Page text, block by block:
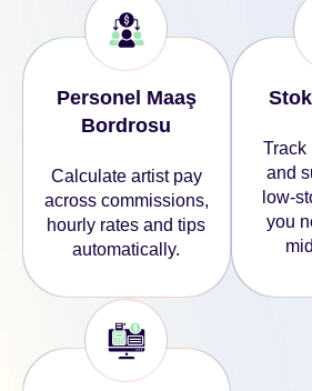
Personel Maaş
Bordrosu
Calculate artist pay
across commissions,
hourly rates and tips
automatically.
Track
and
low-
you